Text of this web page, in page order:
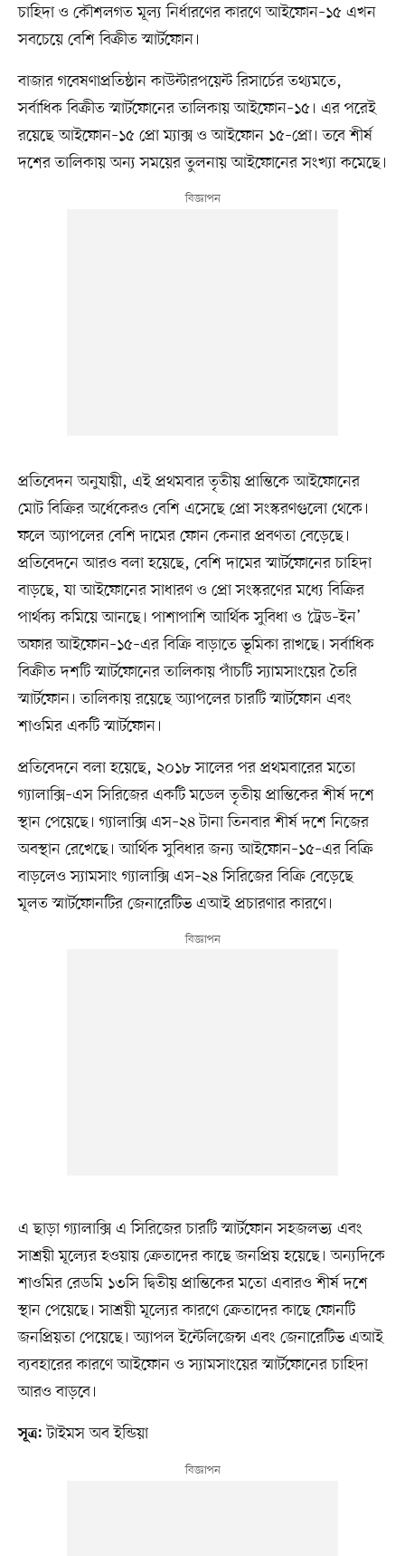
চাহিদা ও কৌশলগত মূল্য নির্ধারণের কারণে আইফোন–১৫ এখন
সবচেয়ে বেশি বিক্রীত স্মার্টফোন।
বাজার গবেষণাপ্রতিষ্ঠান কাউন্টারপয়েন্ট রিসার্চের তথ্যমতে,
সর্বাধিক বিক্রীত স্মার্টফোনের তালিকায় আইফোন–১৫। এর পরেই
রয়েছে আইফোন–১৫ প্রো ম্যাক্স ও আইফোন ১৫–প্রো। তবে শীর্ষ
দশের তালিকায় অন্য সময়ের তুলনায় আইফোনের সংখ্যা কমেছে।
প্রতিবেদন অনুযায়ী, এই প্রথমবার তৃতীয় প্রান্তিকে আইফোনের
মোট বিক্রির অর্ধেকেরও বেশি এসেছে প্রো সংস্করণগুলো থেকে।
ফলে অ্যাপলের বেশি দামের ফোন কেনার প্রবণতা বেড়েছে।
প্রতিবেদনে আরও বলা হয়েছে, বেশি দামের স্মার্টফোনের চাহিদা
বাড়ছে, যা আইফোনের সাধারণ ও প্রো সংস্করণের মধ্যে বিক্রির
পার্থক্য কমিয়ে আনছে। পাশাপাশি আর্থিক সুবিধা ও ‘ট্রেড–ইন’
অফার আইফোন–১৫–এর বিক্রি বাড়াতে ভূমিকা রাখছে। সর্বাধিক
বিক্রীত দশটি স্মার্টফোনের তালিকায় পাঁচটি স্যামসাংয়ের তৈরি
স্মার্টফোন। তালিকায় রয়েছে অ্যাপলের চারটি স্মার্টফোন এবং
শাওমির একটি স্মার্টফোন।
প্রতিবেদনে বলা হয়েছে, ২০১৮ সালের পর প্রথমবারের মতো
গ্যালাক্সি–এস সিরিজের একটি মডেল তৃতীয় প্রান্তিকের শীর্ষ দশে
স্থান পেয়েছে। গ্যালাক্সি এস–২৪ টানা তিনবার শীর্ষ দশে নিজের
অবস্থান রেখেছে। আর্থিক সুবিধার জন্য আইফোন–১৫–এর বিক্রি
বাড়লেও স্যামসাং গ্যালাক্সি এস–২৪ সিরিজের বিক্রি বেড়েছে
মূলত স্মার্টফোনটির জেনারেটিভ এআই প্রচারণার কারণে।
এ ছাড়া গ্যালাক্সি এ সিরিজের চারটি স্মার্টফোন সহজলভ্য এবং
সাশ্রয়ী মূল্যের হওয়ায় ক্রেতাদের কাছে জনপ্রিয় হয়েছে। অন্যদিকে
শাওমির রেডমি ১৩সি দ্বিতীয় প্রান্তিকের মতো এবারও শীর্ষ দশে
স্থান পেয়েছে। সাশ্রয়ী মূল্যের কারণে ক্রেতাদের কাছে ফোনটি
জনপ্রিয়তা পেয়েছে। অ্যাপল ইন্টেলিজেন্স এবং জেনারেটিভ এআই
ব্যবহারের কারণে আইফোন ও স্যামসাংয়ের স্মার্টফোনের চাহিদা
আরও বাড়বে।
সূত্র: টাইমস অব ইন্ডিয়া